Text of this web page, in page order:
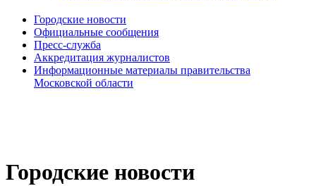
Городские новости
Официальные сообщения
Пресс-служба
Аккредитация журналистов
Информационные материалы правительства
Московской области
Городские новости